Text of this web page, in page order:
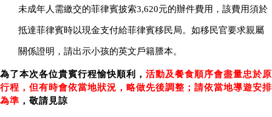
未成年人需繳交的菲律賓披索3,620元的辦件費用，該費用須於
抵達菲律賓時以現金支付給菲律賓移民局。如移民官要求親屬
關係證明，請出示小孩的英文戶籍謄本。
為了本次各位貴賓行程愉快順利， 活動及餐食順序會盡量忠於原
行程，但有時會依當地狀況，略做先後調整；請依當地導遊安排
為準 ，敬請見諒